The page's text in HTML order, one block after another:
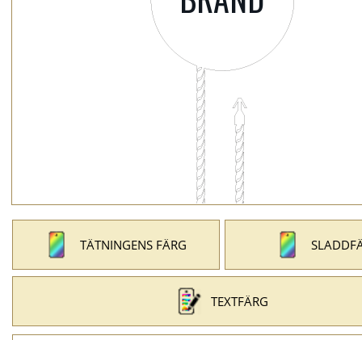
TÄTNINGENS FÄRG
TEXTFÄRG